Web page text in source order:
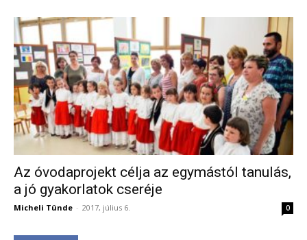
Az óvodaprojekt célja az egymástól tanulás,
a jó gyakorlatok cseréje
Micheli Tünde - 2017, július 6. 0